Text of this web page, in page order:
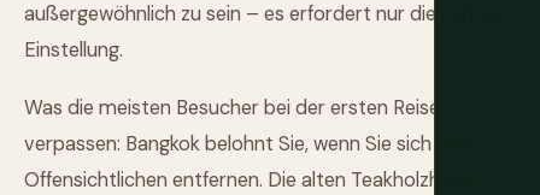
außergewöhnlich zu sein – es erfordert nur die richtige
Einstellung.
Was die meisten Besucher bei der ersten Reise
verpassen: Bangkok belohnt Sie, wenn Sie sich vom
Offensichtlichen entfernen. Die alten Teakholzhaus-